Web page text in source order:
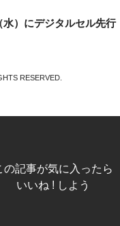
水）にデジタルセル先行
RESERVED.
の記事が気に入ったら
いいね ! しよう